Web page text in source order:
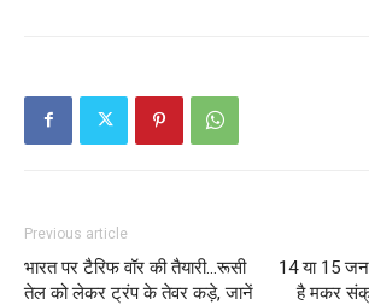
Previous article
भारत पर टैरिफ वॉर की तैयारी…रूसी
तेल को लेकर ट्रंप के तेवर कड़े, जानें
14 या 15
है मकर